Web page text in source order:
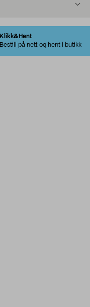
Klikk&Hent
Bestill på nett og hent i butikk